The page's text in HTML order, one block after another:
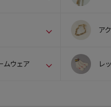
ア
ムウェア レ